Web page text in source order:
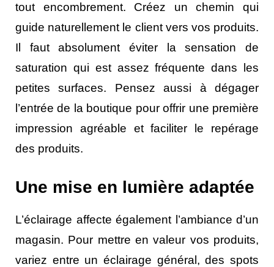
tout encombrement. Créez un chemin qui
guide naturellement le client vers vos produits.
Il faut absolument éviter la sensation de
saturation qui est assez fréquente dans les
petites surfaces. Pensez aussi à dégager
l’entrée de la boutique pour offrir une première
impression agréable et faciliter le repérage
des produits.
Une mise en lumière adaptée
L’éclairage affecte également l’ambiance d’un
magasin. Pour mettre en valeur vos produits,
variez entre un éclairage général, des spots